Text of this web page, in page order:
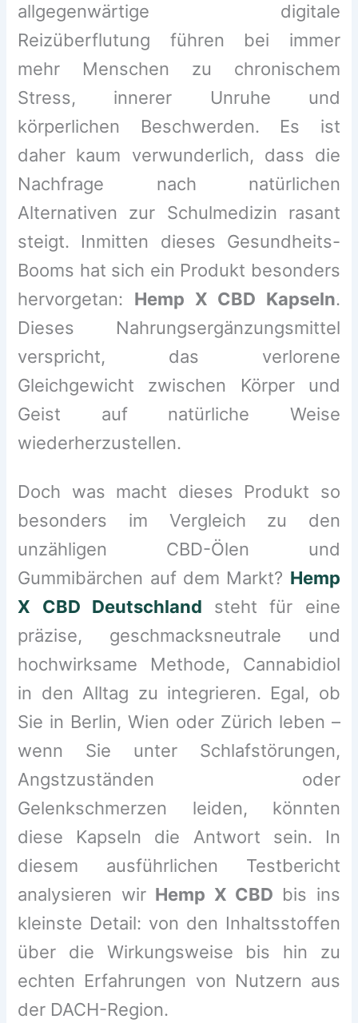
allgegenwärtige digitale
Reizüberflutung führen bei immer
mehr Menschen zu chronischem
Stress, innerer Unruhe und
körperlichen Beschwerden. Es ist
daher kaum verwunderlich, dass die
Nachfrage nach natürlichen
Alternativen zur Schulmedizin rasant
steigt. Inmitten dieses Gesundheits-
Booms hat sich ein Produkt besonders
hervorgetan: Hemp X CBD Kapseln.
Dieses Nahrungsergänzungsmittel
verspricht, das verlorene
Gleichgewicht zwischen Körper und
Geist auf natürliche Weise
wiederherzustellen.
Doch was macht dieses Produkt so
besonders im Vergleich zu den
unzähligen CBD-Ölen und
Gummibärchen auf dem Markt? Hemp
X CBD Deutschland steht für eine
präzise, geschmacksneutrale und
hochwirksame Methode, Cannabidiol
in den Alltag zu integrieren. Egal, ob
Sie in Berlin, Wien oder Zürich leben –
wenn Sie unter Schlafstörungen,
Angstzuständen oder
Gelenkschmerzen leiden, könnten
diese Kapseln die Antwort sein. In
diesem ausführlichen Testbericht
analysieren wir Hemp X CBD bis ins
kleinste Detail: von den Inhaltsstoffen
über die Wirkungsweise bis hin zu
echten Erfahrungen von Nutzern aus
der DACH-Region.